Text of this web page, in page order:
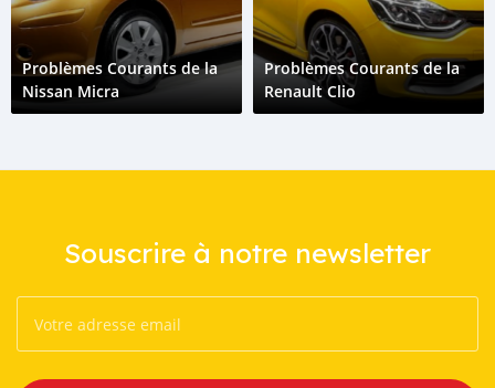
Problèmes Courants de la
Nissan Micra
Problèmes Courants de la
Renault Clio
Souscrire à notre newsletter